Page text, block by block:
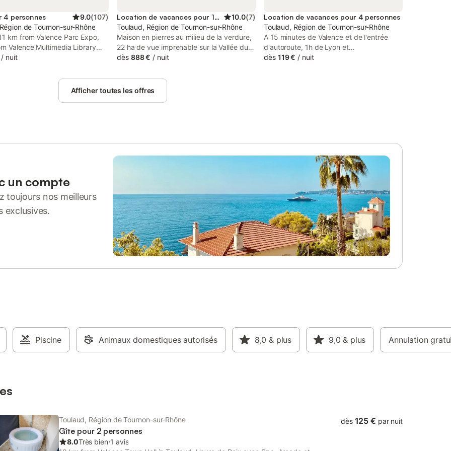
4 personnes 9.0(107)
de Tournon-sur-Rhône
km from Valence Parc Expo,
Valence Multimedia Library
from Valence Town Hall, Gîtes
set in Toulaud.
/ nuit
Location de vacances pour 15 personnes 10.0(7)
Toulaud, Région de Tournon-sur-Rhône
Maison en pierres au milieu de la verdure,
22 ha de vue imprenable sur la Vallée du
Rhône. En pleine nature, sans vis à vis,
de 340 m² entièrement rénovée en 2021
avec une piscine de 5x10. Idéale pour les
les différentes vues. Point fort de la
classée 5 étoiles. Le gîte La ferme
d'Hélyette permet d'accueillir jusqu'à 15
personnes. Prévoir en supplément les frais
de ménage et les serviettes de toilettes.
Les draps de plages peuvent également
vous être proposés.
dès 888 € / nuit
Location de vacances pour 4 personnes
Toulaud, Région de Tournon-sur-Rhône
A 15 minutes de Valence et de l'entrée
d'autoroute, 1h de Lyon et
Grenoble,maison de rue dans village
dès 119 € / nuit
Afficher toutes les offres
un compte
toujours nos meilleurs
exclusives.
Piscine Animaux domestiques autorisés 8,0 & plus 9,0 & plus Annulation
Toulaud, Région de Tournon-sur-Rhône
Gîte pour 2 personnes
8.0Très bien⋅1 avis
dès 125 € par nuit